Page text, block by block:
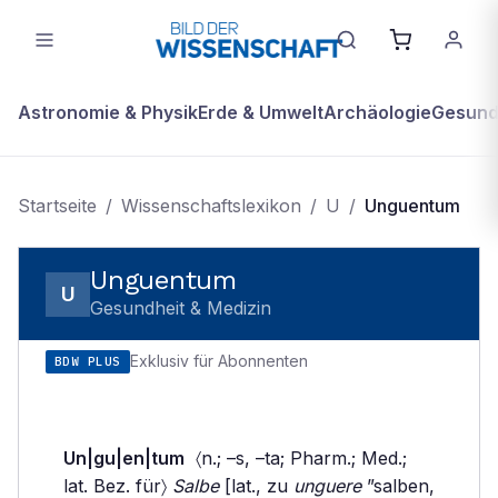
Astronomie & PhysikErde & UmweltArchäologie
Startseite / Wissenschaftslexikon / U / Unguentum
U Unguentum
Gesundheit & Medizin
BDW PLUS Exklusiv für Abonnenten
Un|gu|en|tum 〈n.; –s, –ta; Pharm.; Med.;
lat. Bez. für〉 Salbe[lat., zu unguere”salben,